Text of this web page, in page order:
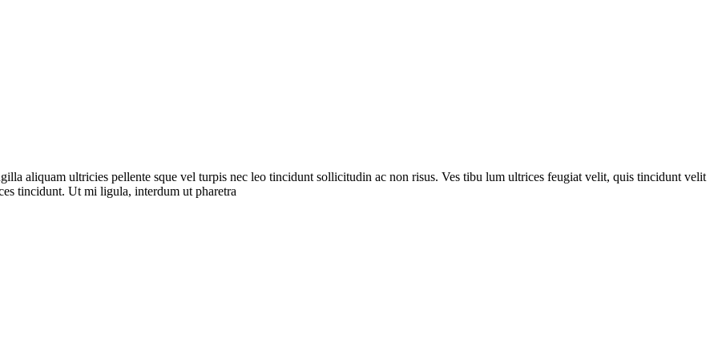
aliquam ultricies pellente sque vel turpis nec leo tincidunt sollicitudin ac non risus. Ves tibu lum ultrices feugiat velit, quis tincidunt velit
tincidunt. Ut mi ligula, interdum ut pharetra